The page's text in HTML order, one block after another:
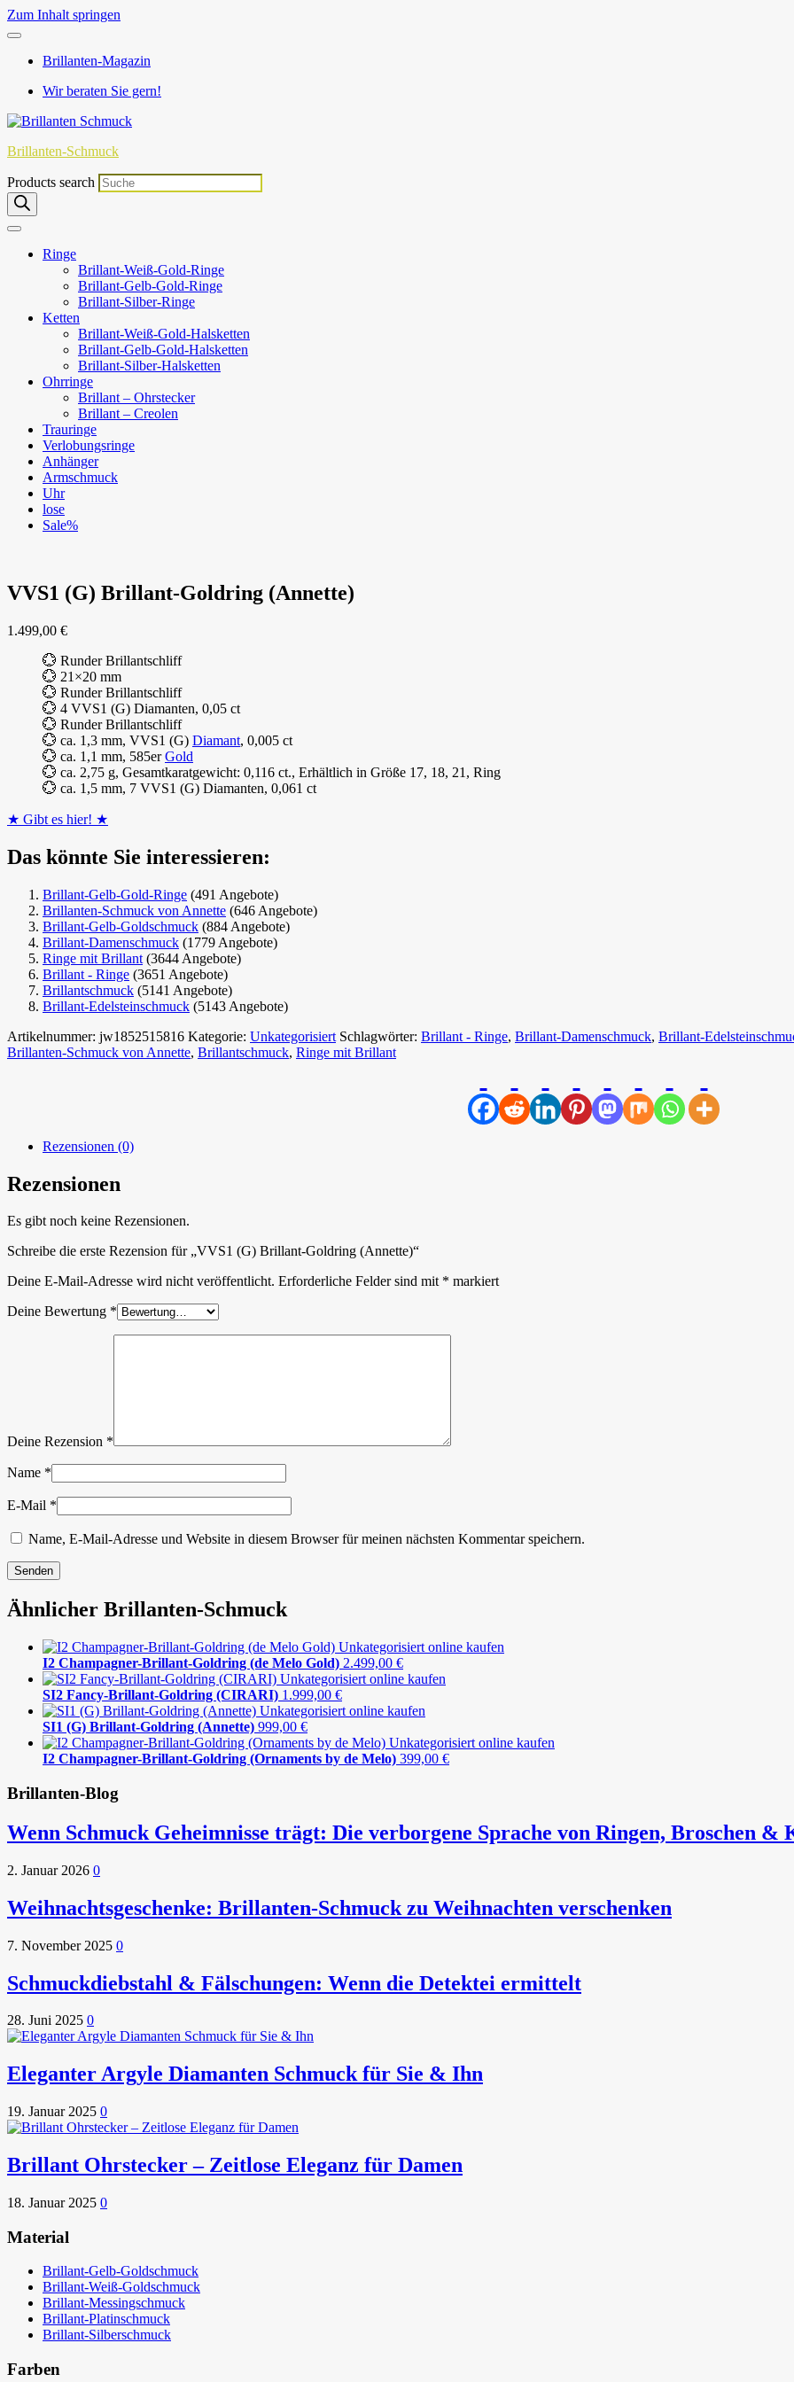
Zum Inhalt springen
Brillanten-Magazin
Wir beraten Sie gern!
Brillanten-Schmuck
Products search
Ringe
Brillant-Weiß-Gold-Ringe
Brillant-Gelb-Gold-Ringe
Brillant-Silber-Ringe
Ketten
Brillant-Weiß-Gold-Halsketten
Brillant-Gelb-Gold-Halsketten
Brillant-Silber-Halsketten
Ohrringe
Brillant – Ohrstecker
Brillant – Creolen
Trauringe
Verlobungsringe
Anhänger
Armschmuck
Uhr
lose
Sale%
VVS1 (G) Brillant-Goldring (Annette)
1.499,00 €
💮 Runder Brillantschliff
💮 21×20 mm
💮 Runder Brillantschliff
💮 4 VVS1 (G) Diamanten, 0,05 ct
💮 Runder Brillantschliff
💮 ca. 1,3 mm, VVS1 (G) Diamant, 0,005 ct
💮 ca. 1,1 mm, 585erGold
💮 ca. 2,75 g, Gesamtkaratgewicht: 0,116 ct., Erhältlich in Größe 17, 18, 21, Ring
💮 ca. 1,5 mm, 7 VVS1 (G) Diamanten, 0,061 ct
★ Gibt es hier! ★
Das könnte Sie interessieren:
Brillant-Gelb-Gold-Ringe (491 Angebote)
Brillanten-Schmuck von Annette (646 Angebote)
Brillant-Gelb-Goldschmuck (884 Angebote)
Brillant-Damenschmuck (1779 Angebote)
Ringe mit Brillant (3644 Angebote)
Brillant - Ringe (3651 Angebote)
Brillantschmuck (5141 Angebote)
Brillant-Edelsteinschmuck (5143 Angebote)
Artikelnummer: jw1852515816 Kategorie: Unkategorisiert Schlagwörter: Brillant - Ringe, Brillant-Damenschmuck, Brillant-
Brillanten-Schmuck von Annette, Brillantschmuck, Ringe mit Brillant
Rezensionen (0)
Rezensionen
Es gibt noch keine Rezensionen.
Schreibe die erste Rezension für „VVS1 (G) Brillant-Goldring (Annette)“
Deine E-Mail-Adresse wird nicht veröffentlicht. Erforderliche Felder sind mit * markiert
Deine Bewertung *
Deine Rezension *
Name *
E-Mail *
Name, E-Mail-Adresse und Website in diesem Browser für meinen nächsten Kommentar speichern.
Ähnlicher Brillanten-Schmuck
I2 Champagner-Brillant-Goldring (de Melo Gold) 2.499,00 €
SI2 Fancy-Brillant-Goldring (CIRARI) 1.999,00 €
SI1 (G) Brillant-Goldring (Annette) 999,00 €
I2 Champagner-Brillant-Goldring (Ornaments by de Melo) 399,00 €
Brillanten-Blog
Wenn Schmuck Geheimnisse trägt: Die verborgene Sprache von Ringen, Broschen &
2. Januar 2026 0
Weihnachtsgeschenke: Brillanten-Schmuck zu Weihnachten verschenken
7. November 2025 0
Schmuckdiebstahl & Fälschungen: Wenn die Detektei ermittelt
28. Juni 2025 0
Eleganter Argyle Diamanten Schmuck für Sie & Ihn
19. Januar 2025 0
Brillant Ohrstecker – Zeitlose Eleganz für Damen
18. Januar 2025 0
Material
Brillant-Gelb-Goldschmuck
Brillant-Weiß-Goldschmuck
Brillant-Messingschmuck
Brillant-Platinschmuck
Brillant-Silberschmuck
Farben